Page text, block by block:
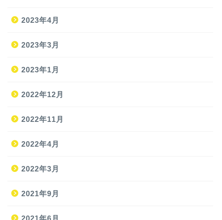
2023年4月
2023年3月
2023年1月
2022年12月
2022年11月
2022年4月
2022年3月
2021年9月
2021年6月